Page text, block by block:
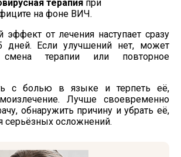
терапия при
на фоне ВИЧ.
от лечения наступает сразу
дней. Если улучшений нет, может
смена терапии или повторное
с болью в языке и терпеть её,
Лучше своевременно
обнаружить причину и убрать её,
серьёзных осложнений.